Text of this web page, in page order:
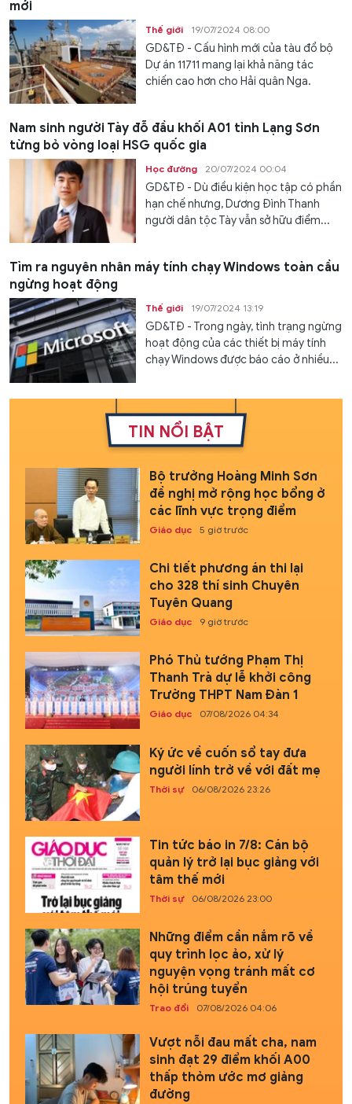
mới
Thế giới 19/07/2024 08:00
GD&TĐ - Cấu hình mới của tàu đổ bộ
Dự án 11711 mang lại khả năng tác
chiến cao hơn cho Hải quân Nga.
Nam sinh người Tày đỗ đầu khối A01 tỉnh Lạng Sơn
từng bỏ vòng loại HSG quốc gia
Học đường 20/07/2024 00:04
GD&TĐ - Dù điều kiện học tập có phần
hạn chế nhưng, Dương Đình Thanh
người dân tộc Tày vẫn sở hữu điểm...
Tìm ra nguyên nhân máy tính chạy Windows toàn cầu
ngừng hoạt động
Thế giới 19/07/2024 13:19
GD&TĐ - Trong ngày, tình trạng ngừng
hoạt động của các thiết bị máy tính
chạy Windows được báo cáo ở nhiều...
TIN NỔI BẬT
Bộ trưởng Hoàng Minh Sơn
đề nghị mở rộng học bổng ở
các lĩnh vực trọng điểm
Giáo dục 5 giờ trước
Chi tiết phương án thi lại
cho 328 thí sinh Chuyên
Tuyên Quang
Giáo dục 9 giờ trước
Phó Thủ tướng Phạm Thị
Thanh Trà dự lễ khởi công
Trường THPT Nam Đàn 1
Giáo dục 07/08/2026 04:34
Ký ức về cuốn sổ tay đưa
người lính trở về với đất mẹ
Thời sự 06/08/2026 23:26
Tin tức báo in 7/8: Cán bộ
quản lý trở lại bục giảng với
tâm thế mới
Thời sự 06/08/2026 23:00
Những điểm cần nắm rõ về
quy trình lọc ảo, xử lý
nguyện vọng tránh mất cơ
hội trúng tuyển
Trao đổi 07/08/2026 04:06
Vượt nỗi đau mất cha, nam
sinh đạt 29 điểm khối A00
thấp thỏm ước mơ giảng
đường